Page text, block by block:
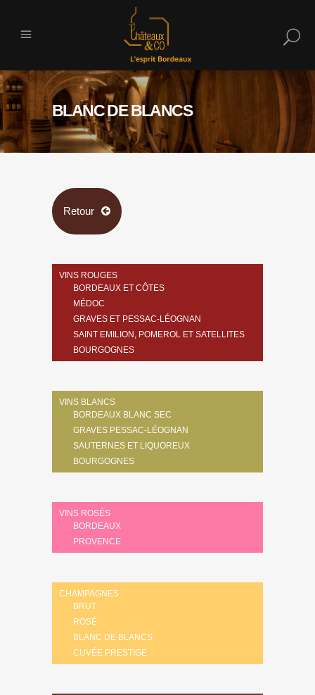
BLANC DE BLANCS
Retour
VINS ROUGES
BORDEAUX ET CÔTES
MÉDOC
GRAVES ET PESSAC-LÉOGNAN
SAINT EMILION, POMEROL ET SATELLITES
BOURGOGNES
VINS BLANCS
BORDEAUX BLANC SEC
GRAVES PESSAC-LÉOGNAN
SAUTERNES ET LIQUOREUX
BOURGOGNES
VINS ROSÉS
BORDEAUX
PROVENCE
CHAMPAGNES
BRUT
ROSÉ
BLANC DE BLANCS
CUVÉE PRESTIGE